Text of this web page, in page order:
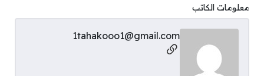
معلومات الكاتب
1tahakooo1@gmail.com
مواقع التواصل